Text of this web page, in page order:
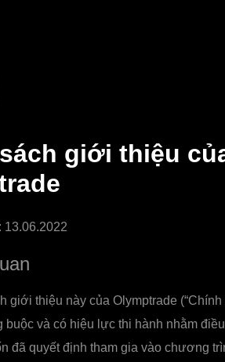
giới thiệu
13.06.2022
giới thiệu này của Olymptrade
buộc và có hiệu lực thi hành nhằm
đã quyết định tham gia vào chương